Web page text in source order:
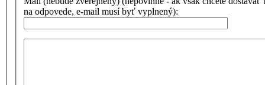
na odpovede, e-mail musí byť vyplnený):